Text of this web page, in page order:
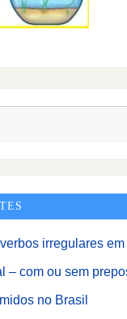
irregulares
– com ou sem
no Brasil